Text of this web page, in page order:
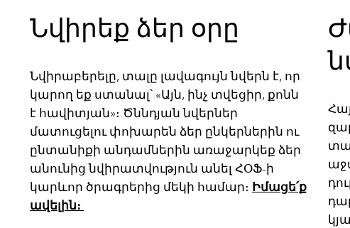
Նվիրեք ձեր օրը
Նվիրաբերելը, տալը լավագույն նվերն է, որ
կարող եք ստանալ՝ «Այն, ինչ տվեցիր, քոնն
է հավիտյան»։ Ծննդյան նվերներ
մատուցելու փոխարեն ձեր ընկերներին ու
ընտանիքի անդամներին առաջարկեք ձեր
անունից նվիրատվություն անել ՀՕՖ-ի
կարևոր ծրագրերից մեկի համար։ Իմացե՛ք
ավելին։